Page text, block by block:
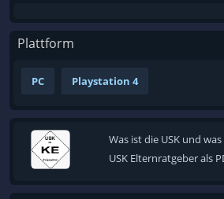
Plattform
PC Playstation 4
Was ist die USK und
USK Elternratgeber als